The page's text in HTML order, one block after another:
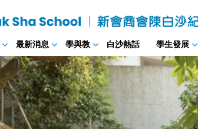
最新消息 學與教 白沙熱話 學生發展